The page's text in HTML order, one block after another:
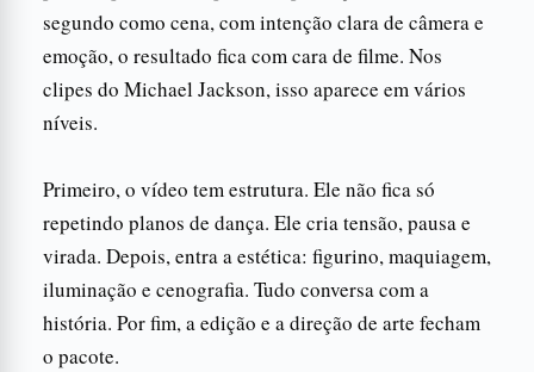
segundo como cena, com intenção clara de câmera e
emoção, o resultado fica com cara de filme. Nos
clipes do Michael Jackson, isso aparece em vários
níveis.
Primeiro, o vídeo tem estrutura. Ele não fica só
repetindo planos de dança. Ele cria tensão, pausa e
virada. Depois, entra a estética: figurino, maquiagem,
iluminação e cenografia. Tudo conversa com a
história. Por fim, a edição e a direção de arte fecham
o pacote.